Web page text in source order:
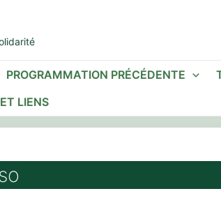
PROGRAMMATION PRÉCÉDENTE
LIENS